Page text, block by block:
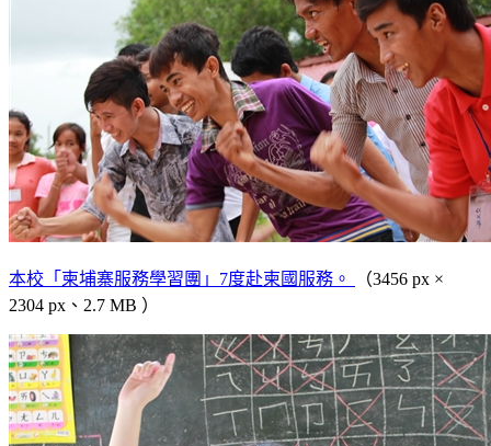
本校「柬埔寨服務學習團」7度赴柬國服務。
（3456 px ×
2304 px、2.7 MB ）